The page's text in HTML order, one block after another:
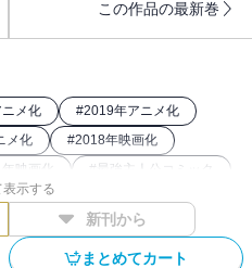
この作品の最新巻
メ化 #2019年アニメ化
メ化 #2018年映画化
映画化 # 最強主人公コミック
タジー漫画 #講談社漫画賞
表示する
新刊から
まとめてカート